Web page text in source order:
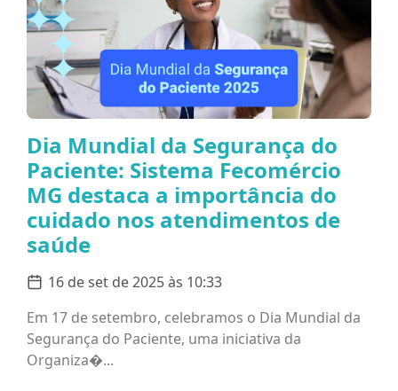
Dia Mundial da Segurança do
Paciente: Sistema Fecomércio
MG destaca a importância do
cuidado nos atendimentos de
saúde
16 de set de 2025 às 10:33
Em 17 de setembro, celebramos o Dia Mundial da
Segurança do Paciente, uma iniciativa da
Organiza�...